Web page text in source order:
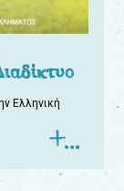
Ελληνική